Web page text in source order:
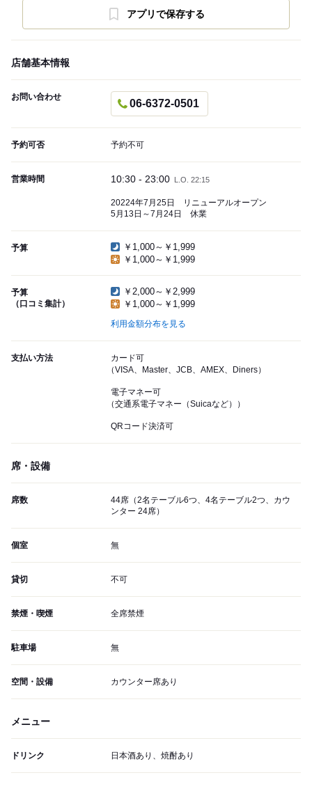
アプリで保存する
店舗基本情報
お問い合わせ
06-6372-0501
予約可否 予約不可
営業時間 10:30 - 23:00 L.O. 22:15
20224年7月25日 リニューアルオープン
5月13日～7月24日 休業
予算
￥1,000～￥1,999
￥1,000～￥1,999
予算
（口コミ集計）
￥2,000～￥2,999
￥1,000～￥1,999
利用金額分布を見る
支払い方法
カード可
（VISA、Master、JCB、AMEX、Diners）
電子マネー可
（交通系電子マネー（Suicaなど））
QRコード決済可
席・設備
席数
44席（2名テーブル6つ、4名テーブル2つ、カウ
ンター 24席）
個室 無
貸切 不可
禁煙・喫煙 全席禁煙
駐車場 無
空間・設備 カウンター席あり
メニュー
ドリンク 日本酒あり、焼酎あり